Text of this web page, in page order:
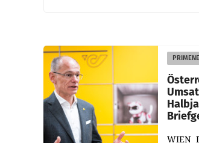
WIEN